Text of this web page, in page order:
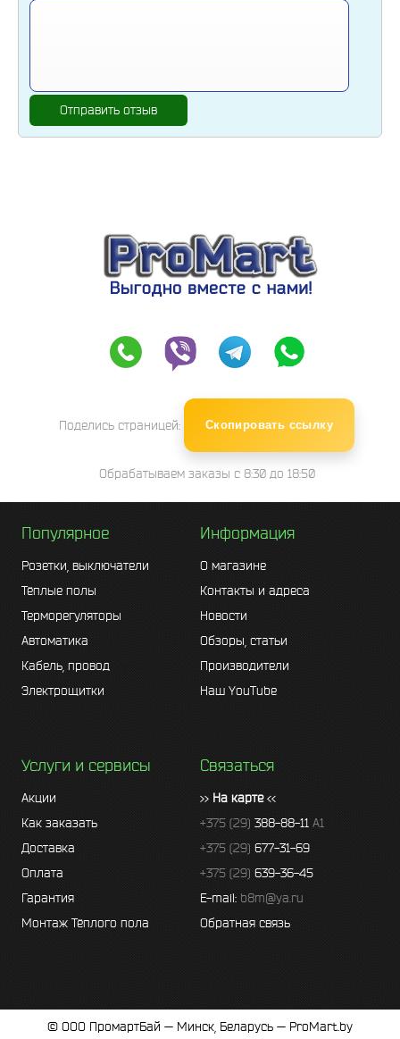
Отправить отзыв
Поделись страницей: Скопировать ссылку
Обрабатываем заказы с 8:30 до 18:50
Популярное
Розетки, выключатели
Тёплые полы
Терморегуляторы
Автоматика
Кабель, провод
Электрощитки
Информация
О магазине
Контакты и адреса
Новости
Обзоры, статьи
Производители
Наш YouTube
Услуги и сервисы
Акции
Как заказать
Доставка
Оплата
Гарантия
Монтаж Тёплого пола
Связаться
>> На карте<<
+375 (29) 388-88-11 A1
+375 (29) 677-31-69
+375 (29) 639-36-45
E-mail: b8m@ya.ru
Обратная связь
© ООО ПромартБай — Минск, Беларусь — ProMart.by